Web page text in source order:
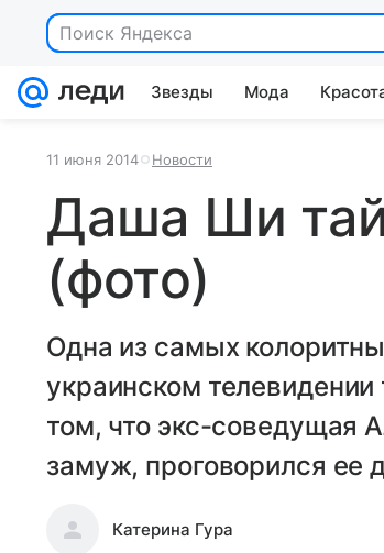
Поиск Яндекса
Звезды Мода
11 июня 2014 Новости
Даша Ши
(фото)
Одна из самых
украинском
том, что экс-соведущая
замуж, проговорился ее
Катерина Гура